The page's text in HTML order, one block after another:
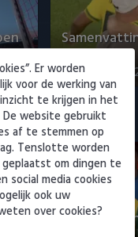
Sittard 2-2
8 augustus
Er worden
voor de werking van
te krijgen in het
website gebruikt
af te stemmen op
Tenslotte worden
om dingen te
social media cookies
ook uw
over cookies?